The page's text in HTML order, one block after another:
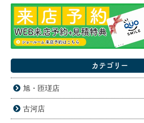
カテゴリー
旭・匝瑳店
古河店